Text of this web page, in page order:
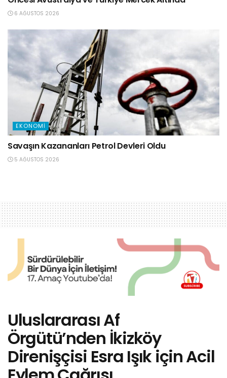
6 AĞUSTOS 2026
EKONOMI
Savaşın Kazananları Petrol Devleri Oldu
5 AĞUSTOS 2026
Uluslararası Af
Örgütü’nden İkizköy
Direnişçisi Esra Işık için Acil